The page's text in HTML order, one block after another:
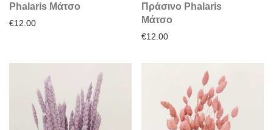
Phalaris Μάτσο
€12.00
Πράσινο Phalaris
Μάτσο
€12.00